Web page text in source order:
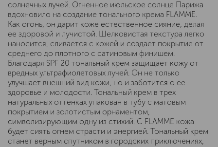
солнечных лучей. Огненное июльское солнце Парижа
вдохновило на создание тонального крема FLAMME.
Как огонь, он дарит коже естественное сияние, делая
ее здоровой и лучистой. Шелковистая текстура легко
наносится, сливается с кожей и создает покрытие от
среднего до плотного с сатиновым финишем.
Благодаря SPF 20 тональный крем защищает кожу от
вредных ультрафиолетовых лучей. Он не только
улучшает внешний вид кожи, но и заботится о ее
здоровье и молодости. Тональный крем в трех
натуральных оттенках упакован в тубу с матовым
покрытием и золотистым орнаментом,
символизирующим одну из стихий. С FLAMME кожа
будет сиять огнем страсти и энергией. Тональный крем
станет верным спутником в городских приключениях,